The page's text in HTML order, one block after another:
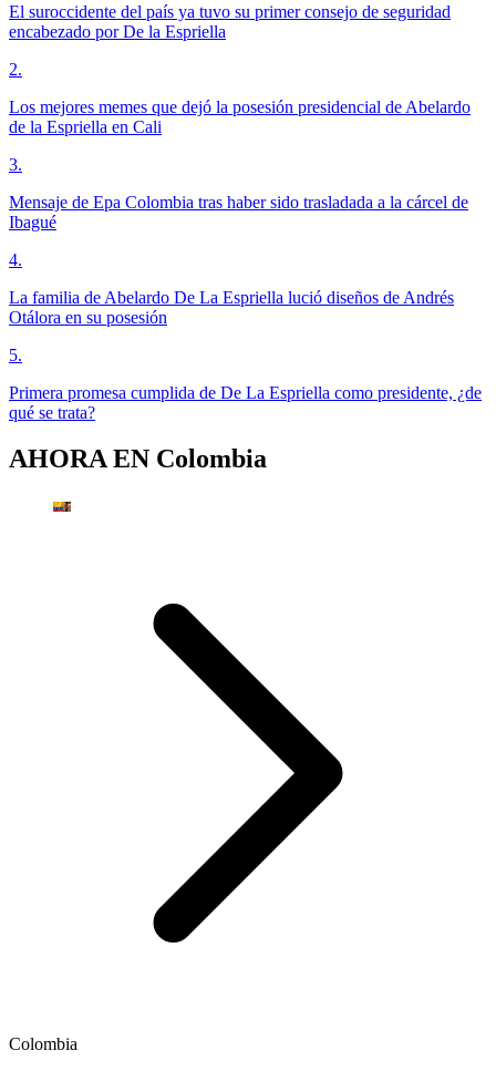
El suroccidente del país ya tuvo su primer consejo de seguridad
encabezado por De la Espriella
2.
Los mejores memes que dejó la posesión presidencial de Abelardo
de la Espriella en Cali
3.
Mensaje de Epa Colombia tras haber sido trasladada a la cárcel de
Ibagué
4.
La familia de Abelardo De La Espriella lució diseños de Andrés
Otálora en su posesión
5.
Primera promesa cumplida de De La Espriella como presidente, ¿de
qué se trata?
AHORA EN Colombia
Colombia